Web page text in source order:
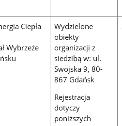
Ciepła
Wybrzeże
Wydzielone
obiekty
organizacji z
siedzibą w: ul.
Swojska 9, 80-
867 Gdańsk
Rejestracja
dotyczy
poniższych